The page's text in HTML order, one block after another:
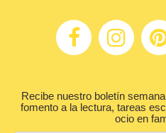
Recibe nuestro boletín
fomento a la lectura, tareas
ocio en